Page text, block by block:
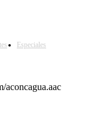
Especiales
aconcagua.aac